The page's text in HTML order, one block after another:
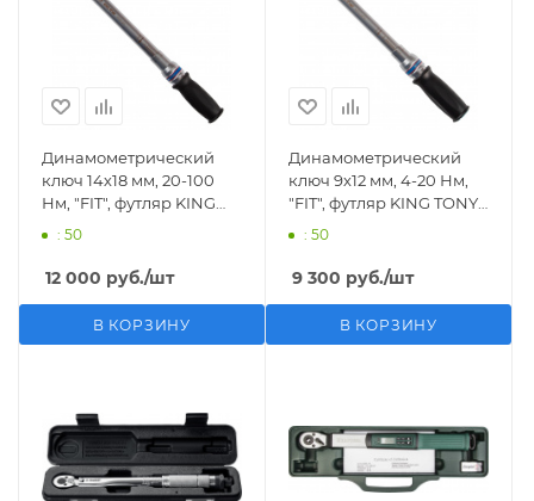
Динамометрический
ключ 14х18 мм, 20-100
Нм, "FIT", футляр KING
TONY 34522-1DG
: 50
12 000 руб./шт
В КОРЗИНУ
Динамометрический
ключ 9х12 мм, 4-20 Нм,
"FIT", футляр KING TONY
34512-2DG
: 50
9 300 руб./шт
В КОРЗИНУ